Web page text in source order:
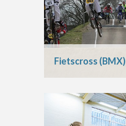
Fietscross (BMX)